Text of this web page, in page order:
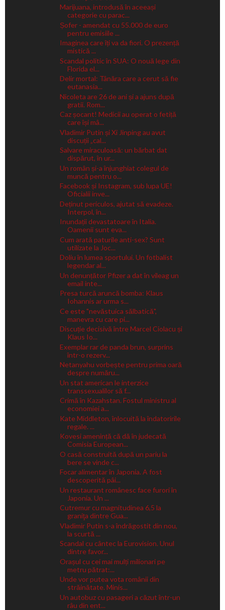
Marijuana, introdusă în aceeași
categorie cu parac...
Șofer - amendat cu 55.000 de euro
pentru emisiile ...
Imaginea care îți va da fiori. O prezență
mistică ...
Scandal politic în SUA: O nouă lege din
Florida el...
Delir mortal: Tânăra care a cerut să fie
eutanasia...
Nicoleta are 26 de ani și a ajuns după
gratii. Rom...
Caz șocant! Medicii au operat o fetiță
care își mâ...
Vladimir Putin și Xi Jinping au avut
discuții „cal...
Salvare miraculoasă: un bărbat dat
dispărut, în ur...
Un român și-a înjunghiat colegul de
muncă pentru o...
Facebook și Instagram, sub lupa UE!
Oficialii inve...
Deținut periculos, ajutat să evadeze.
Interpol, în...
Inundații devastatoare în Italia.
Oamenii sunt eva...
Cum arată paturile anti-sex? Sunt
utilizate la Joc...
Doliu în lumea sportului. Un fotbalist
legendar al...
Un denunțător Pfizer a dat în vileag un
email inte...
Presa turcă aruncă bomba: Klaus
Iohannis ar urma s...
Ce este "nevăstuica sălbatică",
manevra cu care pi...
Discuție decisivă între Marcel Ciolacu și
Klaus Io...
Exemplar rar de panda brun, surprins
într-o rezerv...
Netanyahu vorbește pentru prima oară
despre număru...
Un stat american le interzice
transsexualilor să f...
Crimă în Kazahstan. Fostul ministru al
economiei a...
Kate Middleton, înlocuită la îndatoririle
regale. ...
Kovesi amenință că dă în judecată
Comisia European...
O casă construită după un pariu la
bere se vinde c...
Focar alimentar în Japonia. A fost
descoperită pâi...
Un restaurant românesc face furori în
Japonia. Un ...
Cutremur cu magnitudinea 6,5 la
graniţa dintre Gua...
Vladimir Putin s-a îndrăgostit din nou,
la scurtă ...
Scandal cu cântec la Eurovision. Unul
dintre favor...
Orașul cu cei mai mulți milionari pe
metru pătrat:...
Unde vor putea vota românii din
străinătate. Minis...
Un autobuz cu pasageri a căzut într-un
râu din ent...